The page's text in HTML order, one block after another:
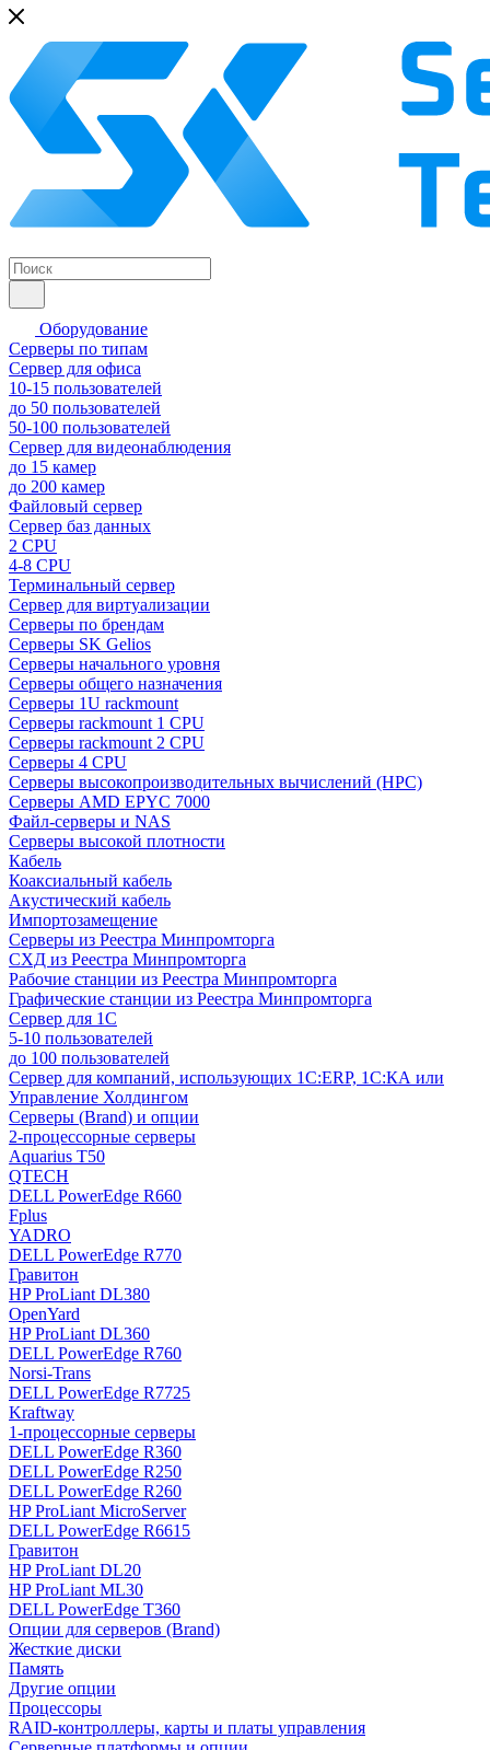
Оборудование
Серверы по типам
Сервер для офиса
10-15 пользователей
до 50 пользователей
50-100 пользователей
Сервер для видеонаблюдения
до 15 камер
до 200 камер
Файловый сервер
Сервер баз данных
2 CPU
4-8 CPU
Терминальный сервер
Сервер для виртуализации
Серверы по брендам
Серверы SK Gelios
Серверы начального уровня
Серверы общего назначения
Серверы 1U rackmount
Серверы rackmount 1 CPU
Серверы rackmount 2 CPU
Серверы 4 CPU
Серверы высокопроизводительных вычислений (HPC)
Серверы AMD EPYC 7000
Файл-серверы и NAS
Серверы высокой плотности
Кабель
Коаксиальный кабель
Акустический кабель
Импортозамещение
Серверы из Реестра Минпромторга
СХД из Реестра Минпромторга
Рабочие станции из Реестра Минпромторга
Графические станции из Реестра Минпромторга
Сервер для 1С
5-10 пользователей
до 100 пользователей
Сервер для компаний, использующих 1C:ERP, 1С:КА или
Управление Холдингом
Серверы (Brand) и опции
2-процессорные серверы
Aquarius T50
QTECH
DELL PowerEdge R660
Fplus
YADRO
DELL PowerEdge R770
Гравитон
HP ProLiant DL380
OpenYard
HP ProLiant DL360
DELL PowerEdge R760
Norsi-Trans
DELL PowerEdge R7725
Kraftway
1-процессорные серверы
DELL PowerEdge R360
DELL PowerEdge R250
DELL PowerEdge R260
HP ProLiant MicroServer
DELL PowerEdge R6615
Гравитон
HP ProLiant DL20
HP ProLiant ML30
DELL PowerEdge T360
Опции для серверов (Brand)
Жесткие диски
Память
Другие опции
Процессоры
RAID-контроллеры, карты и платы управления